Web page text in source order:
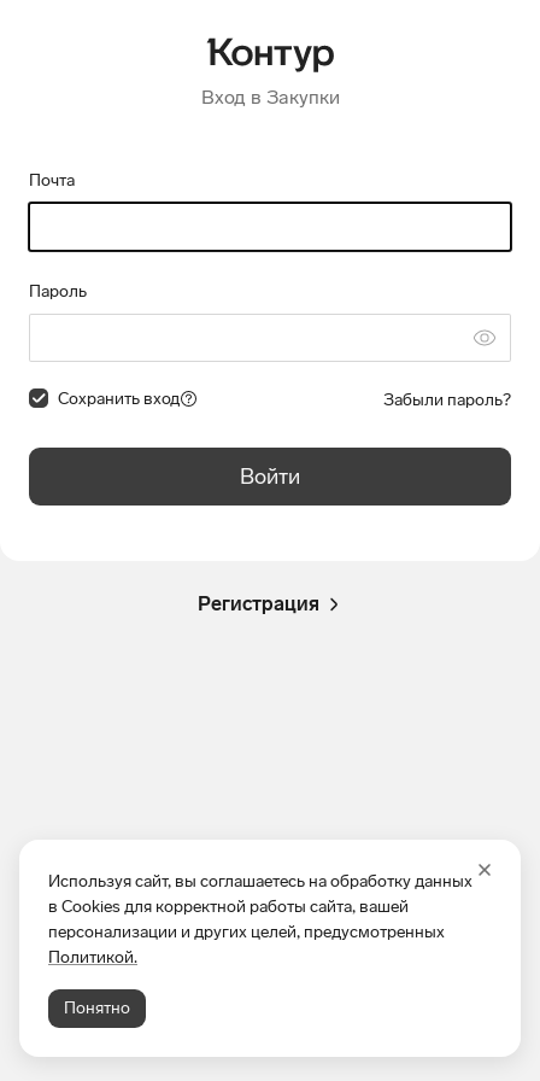
Используя сайт, вы соглашаетесь на обработку данных
в Cookies для корректной работы сайта, вашей
персонализации и других целей, предусмотренных
Политикой.
Понятно
Вход в Закупки
Почта
Пароль
Сохранить вход Забыли пароль?
Войти
Регистрация